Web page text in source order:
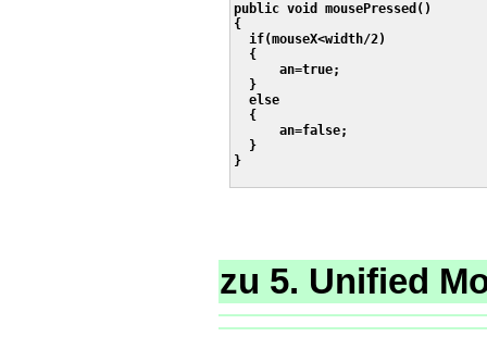
public void mousePressed()
{
  if(mouseX<width/2)
  {
      an=true;
  }
  else
  {
      an=false;
  }
}
zu 5. Unified